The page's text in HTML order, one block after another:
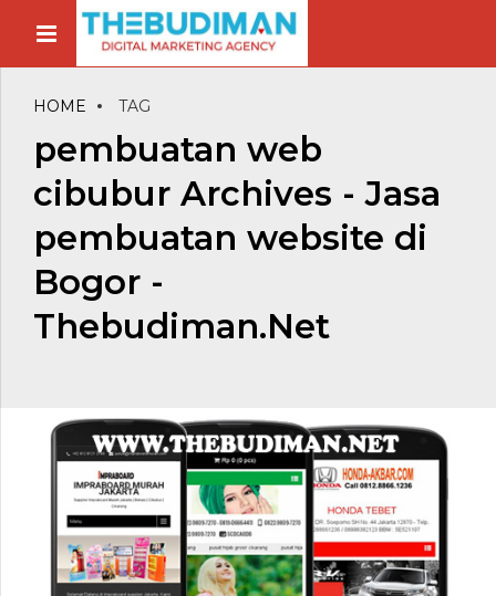
HOME TAG
pembuatan web
cibubur Archives - Jasa
pembuatan website di
Bogor -
Thebudiman.Net